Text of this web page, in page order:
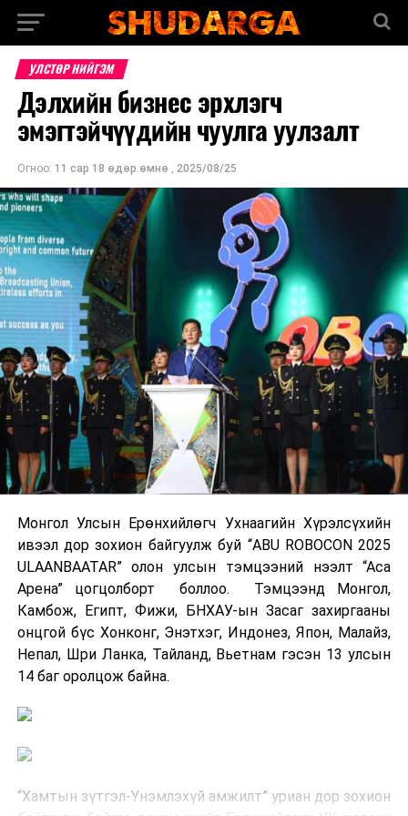
УЛСТӨР НИЙГЭМ
Дэлхийн бизнес эрхлэгч
эмэгтэйчүүдийн чуулга уулзалт
Огноо: 11 сар 18 өдөр.өмнө , 2025/08/25
Монгол Улсын Ерөнхийлөгч Ухнаагийн Хүрэлсүхийн
ивээл дор зохион байгуулж буй “ABU ROBOCON 2025
ULAANBAATAR” олон улсын тэмцээний нээлт “Аса
Арена” цогцолборт боллоо. Тэмцээнд Монгол,
Камбож, Египт, Фижи, БНХАУ-ын Засаг захиргааны
онцгой бүс Хонконг, Энэтхэг, Индонез, Япон, Малайз,
Непал, Шри Ланка, Тайланд, Вьетнам гэсэн 13 улсын
14 баг оролцож байна.
“Хамтын зүтгэл-Үнэмлэхүй амжилт” уриан дор зохион